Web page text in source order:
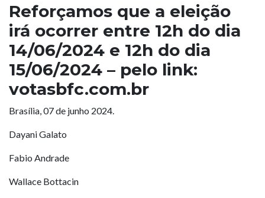
Reforçamos que a eleição
irá ocorrer entre 12h do dia
14/06/2024 e 12h do dia
15/06/2024 – pelo link:
votasbfc.com.br
Brasília, 07 de junho 2024.
Dayani Galato
Fabio Andrade
Wallace Bottacin